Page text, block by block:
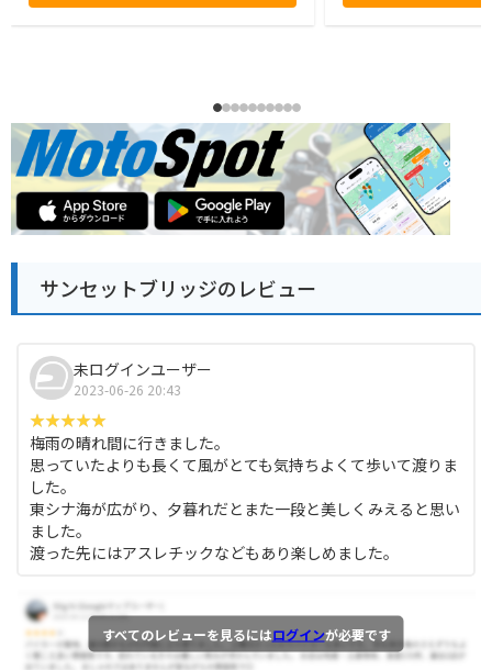
サンセットブリッジのレビュー
未ログインユーザー
2023-06-26 20:43
梅雨の晴れ間に行きました。
思っていたよりも長くて風がとても気持ちよくて歩いて渡りま
した。
東シナ海が広がり、夕暮れだとまた一段と美しくみえると思い
ました。
渡った先にはアスレチックなどもあり楽しめました。
すべてのレビューを見るにはログインが必要です